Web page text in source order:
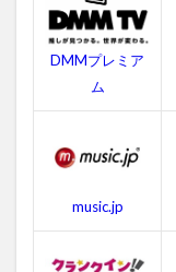
の無
料吹
き替
え動
映画
「ク
ン」
のあ
らす
DMMプレミア
ム
music.jp